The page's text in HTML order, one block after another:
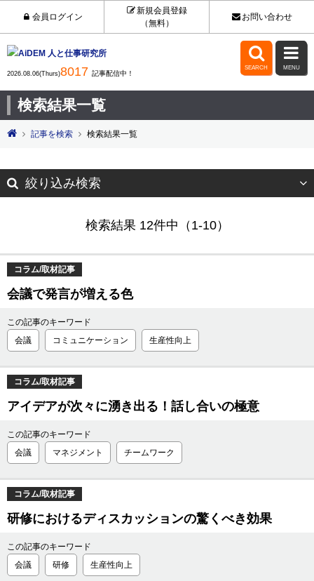
会員ログイン
新規会員登録
（無料）
お問い合わせ
2026.08.06(Thurs)8017 記事配信中！

SEARCH

MENU
検索結果一覧
記事を検索 検索結果一覧
絞り込み検索
検索結果 12件中（1-10）
コラム/取材記事
会議で発言が増える色
この記事のキーワード
会議
コミュニケーション 生産性向上
コラム/取材記事
アイデアが次々に湧き出る！話し合いの極意
この記事のキーワード
会議
マネジメント チームワーク
コラム/取材記事
研修におけるディスカッションの驚くべき効果
この記事のキーワード
会議
研修 生産性向上